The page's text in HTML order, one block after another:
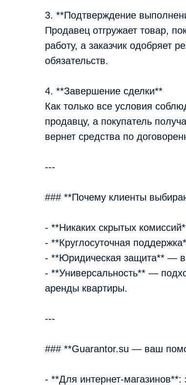
3. **Подтверждение
Продавец отгружает товар,
работу, а заказчик одобряет
обязательств.
4. **Завершение сделки**
Как только все условия
продавцу, а покупатель
вернет средства по
---
### **Почему клиенты
- **Никаких скрытых
- **Круглосуточная
- **Юридическая защита** —
- **Универсальность** —
аренды квартиры.
---
### **Guarantor.su — ваш
- **Для интернет-магазинов**: